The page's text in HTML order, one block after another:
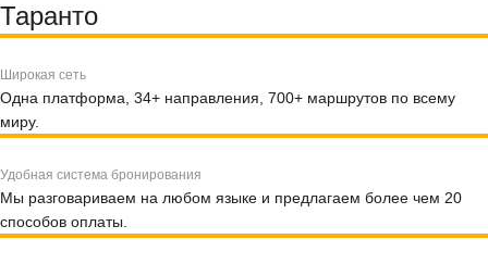
Таранто
Широкая сеть
Одна платформа, 34+ направления, 700+ маршрутов по всему
миру.
Удобная система бронирования
Мы разговариваем на любом языке и предлагаем более чем 20
способов оплаты.